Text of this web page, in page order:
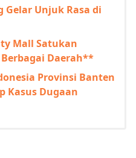
Gelar Unjuk Rasa di
Mall Satukan
Daerah**
Provinsi Banten
Kasus Dugaan